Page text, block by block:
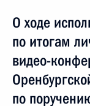
О ходе
по итогам
видео-
по